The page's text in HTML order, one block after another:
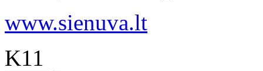
www.sienuva.lt
K11